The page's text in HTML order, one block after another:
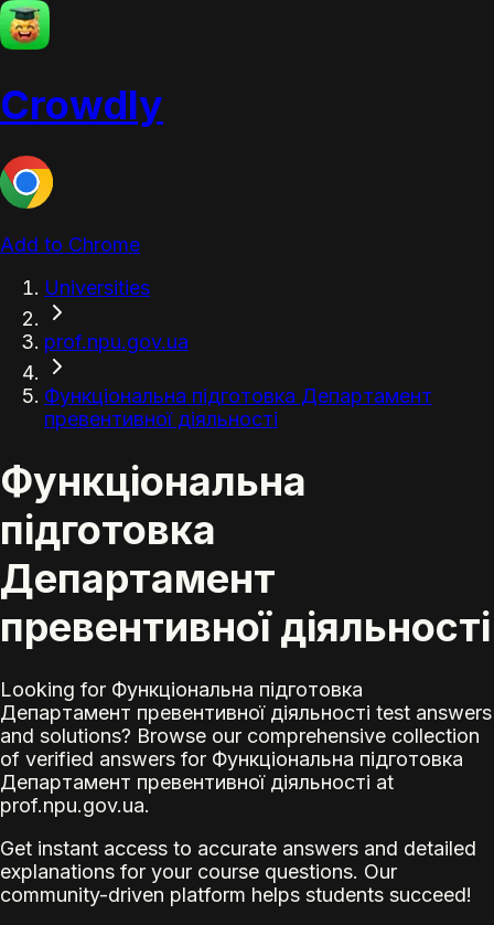
Crowdly
Add to Chrome
Universities
prof.npu.gov.ua
Функціональна підготовка Департамент
превентивної діяльності
Функціональна
підготовка
Департамент
превентивної діяльності
Looking for Функціональна підготовка
Департамент превентивної діяльності test answers
and solutions? Browse our comprehensive collection
of verified answers for Функціональна підготовка
Департамент превентивної діяльності at
prof.npu.gov.ua.
Get instant access to accurate answers and detailed
explanations for your course questions. Our
community-driven platform helps students succeed!